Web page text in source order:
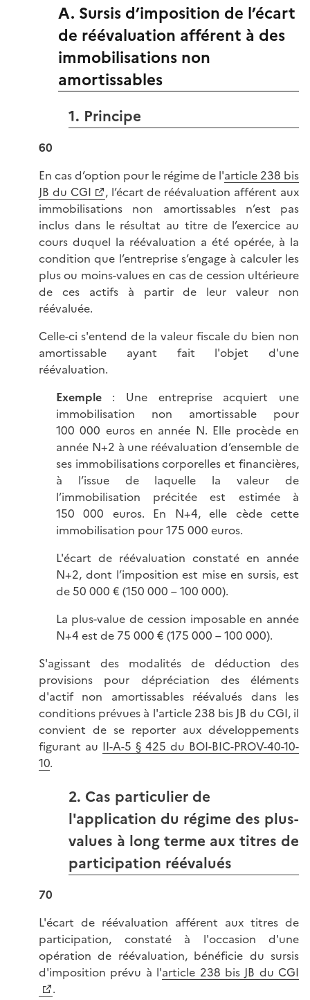
A. Sursis d’imposition de l’écart
de réévaluation afférent à des
immobilisations non
amortissables
1. Principe
60
En cas d’option pour le régime de l'article 238 bis
JB du CGI
, l’écart de réévaluation afférent aux
immobilisations non amortissables n’est pas
inclus dans le résultat au titre de l’exercice au
cours duquel la réévaluation a été opérée, à la
condition que l’entreprise s’engage à calculer les
plus ou moins-values en cas de cession ultérieure
de ces actifs à partir de leur valeur non
réévaluée.
Celle-ci s'entend de la valeur fiscale du bien non
amortissable ayant fait l'objet d'une
réévaluation.
Exemple : Une entreprise acquiert une
immobilisation non amortissable pour
100 000 euros en année N. Elle procède en
année N+2 à une réévaluation d’ensemble de
ses immobilisations corporelles et financières,
à l’issue de laquelle la valeur de
l’immobilisation précitée est estimée à
150 000 euros. En N+4, elle cède cette
immobilisation pour 175 000 euros.
L'écart de réévaluation constaté en année
N+2, dont l’imposition est mise en sursis, est
de 50 000 € (150 000 – 100 000).
La plus-value de cession imposable en année
N+4 est de 75 000 € (175 000 – 100 000).
S'agissant des modalités de déduction des
provisions pour dépréciation des éléments
d'actif non amortissables réévalués dans les
conditions prévues à l'article 238 bis JB du CGI, il
convient de se reporter aux développements
figurant au II-A-5 § 425 du BOI-BIC-PROV-40-10-
10.
2. Cas particulier de
l'application du régime des plus-
values à long terme aux titres de
participation réévalués
70
L'écart de réévaluation afférent aux titres de
participation, constaté à l'occasion d'une
opération de réévaluation, bénéficie du sursis
d'imposition prévu à l'article 238 bis JB du CGI
.